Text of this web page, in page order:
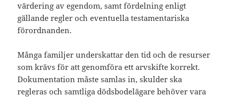
värdering av egendom, samt fördelning enligt
gällande regler och eventuella testamentariska
förordnanden.
Många familjer underskattar den tid och de resurser
som krävs för att genomföra ett arvskifte korrekt.
Dokumentation måste samlas in, skulder ska
regleras och samtliga dödsbodelägare behöver vara